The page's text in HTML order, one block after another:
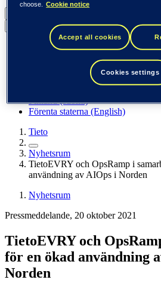
Back to menu
Global (English)
Spanien / Iberia (español)
Sverige (svenska)
Finland (suomi)
Förenta staterna (English)
Tieto
Nyhetsrum
TietoEVRY och OpsRamp i
användning av AIOps i Norden
Nyhetsrum
Pressmeddelande, 20 oktober 2021
TietoEVRY och
för en ökad användning
Norden
choose.
Cookie notice
Accept all cookies
Cookies settings